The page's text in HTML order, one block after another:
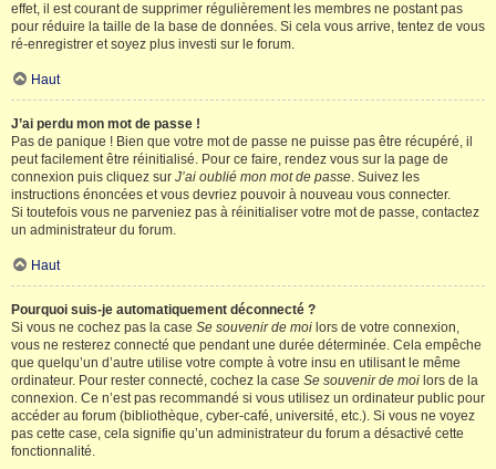
effet, il est courant de supprimer régulièrement les membres ne postant pas
pour réduire la taille de la base de données. Si cela vous arrive, tentez de vous
ré-enregistrer et soyez plus investi sur le forum.
Haut
J’ai perdu mon mot de passe !
Pas de panique ! Bien que votre mot de passe ne puisse pas être récupéré, il
peut facilement être réinitialisé. Pour ce faire, rendez vous sur la page de
connexion puis cliquez sur J’ai oublié mon mot de passe. Suivez les
instructions énoncées et vous devriez pouvoir à nouveau vous connecter.
Si toutefois vous ne parveniez pas à réinitialiser votre mot de passe, contactez
un administrateur du forum.
Haut
Pourquoi suis-je automatiquement déconnecté ?
Si vous ne cochez pas la case Se souvenir de moi lors de votre connexion,
vous ne resterez connecté que pendant une durée déterminée. Cela empêche
que quelqu’un d’autre utilise votre compte à votre insu en utilisant le même
ordinateur. Pour rester connecté, cochez la case Se souvenir de moi lors de la
connexion. Ce n’est pas recommandé si vous utilisez un ordinateur public pour
accéder au forum (bibliothèque, cyber-café, université, etc.). Si vous ne voyez
pas cette case, cela signifie qu’un administrateur du forum a désactivé cette
fonctionnalité.